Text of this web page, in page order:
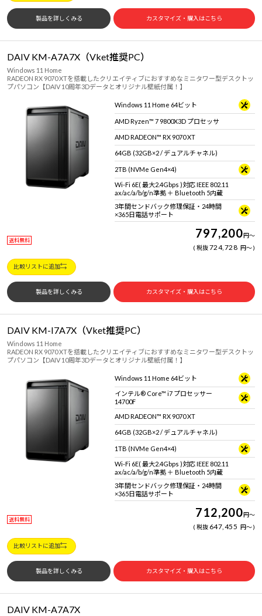
製品を詳しくみる カスタマイズ・購入はこちら
DAIV KM-A7A7X（Vket推奨PC）
Windows 11 Home
RADEON RX 9070 XTを搭載したクリエイティブにおすすめなミニタワー型デスクトッ
プパソコン【DAIV 10周年3Dデータとオリジナル壁紙付属！】
Windows 11 Home 64ビット
AMD Ryzen™ 7 9800X3D プロセッサ
AMD RADEON™ RX 9070 XT
64GB (32GB×2 / デュアルチャネル)
2TB (NVMe Gen4×4)
Wi-Fi 6E( 最大2.4Gbps )対応 IEEE 802.11
ax/ac/a/b/g/n準拠 ＋ Bluetooth 5内蔵
3年間センドバック修理保証・24時間
×365日電話サポート
送料無料 797,200円～
税抜724,728 円～
比較リストに追加
製品を詳しくみる カスタマイズ・購入はこちら
DAIV KM-I7A7X（Vket推奨PC）
Windows 11 Home
RADEON RX 9070 XTを搭載したクリエイティブにおすすめなミニタワー型デスクトッ
プパソコン【DAIV 10周年3Dデータとオリジナル壁紙付属！】
Windows 11 Home 64ビット
インテル® Core™ i7 プロセッサー
14700F
AMD RADEON™ RX 9070 XT
64GB (32GB×2 / デュアルチャネル)
1TB (NVMe Gen4×4)
Wi-Fi 6E( 最大2.4Gbps )対応 IEEE 802.11
ax/ac/a/b/g/n準拠 ＋ Bluetooth 5内蔵
3年間センドバック修理保証・24時間
×365日電話サポート
送料無料 712,200円～
税抜 647,455 円～
比較リストに追加
製品を詳しくみる カスタマイズ・購入はこちら
DAIV KM-A7A7X